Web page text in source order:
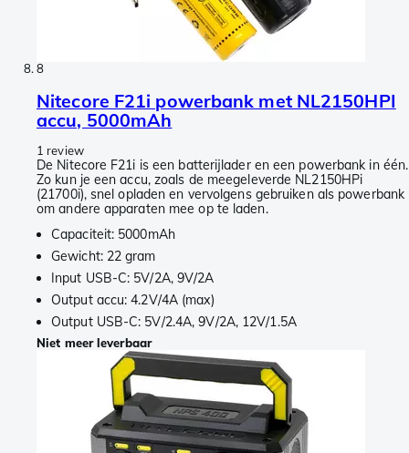
8
Nitecore F21i powerbank met NL2150HPI
accu, 5000mAh
1 review
De Nitecore F21i is een batterijlader en een powerbank in één.
Zo kun je een accu, zoals de meegeleverde NL2150HPi
(21700i), snel opladen en vervolgens gebruiken als powerbank
om andere apparaten mee op te laden.
Capaciteit: 5000mAh
Gewicht: 22 gram
Input USB-C: 5V/2A, 9V/2A
Output accu: 4.2V/4A (max)
Output USB-C: 5V/2.4A, 9V/2A, 12V/1.5A
Niet meer leverbaar